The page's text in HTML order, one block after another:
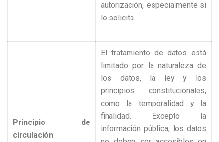
autorización, especialmente si
lo solicita.
Principio de
circulación
El tratamiento de datos está
limitado por la naturaleza de
los datos, la ley y los
principios constitucionales,
como la temporalidad y la
finalidad. Excepto la
información pública, los datos